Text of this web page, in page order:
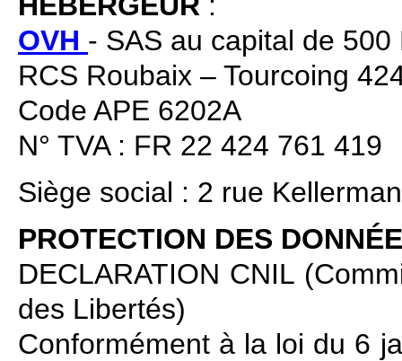
OVH - SAS au capital de
RCS Roubaix – Tourcoing
Code APE 6202A
N° TVA : FR 22 424 761 419
Siège social : 2 rue
PROTECTION DES
DECLARATION CNIL
des Libertés)
Conformément à la loi du 6